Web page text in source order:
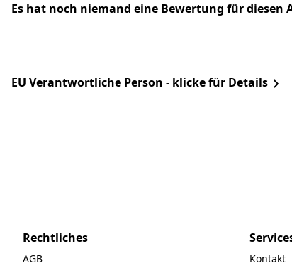
Es hat noch niemand eine Bewertung für diesen
EU Verantwortliche Person - klicke für Details
Rechtliches
AGB
Kontakt